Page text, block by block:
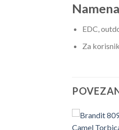
Namena
EDC,
Za